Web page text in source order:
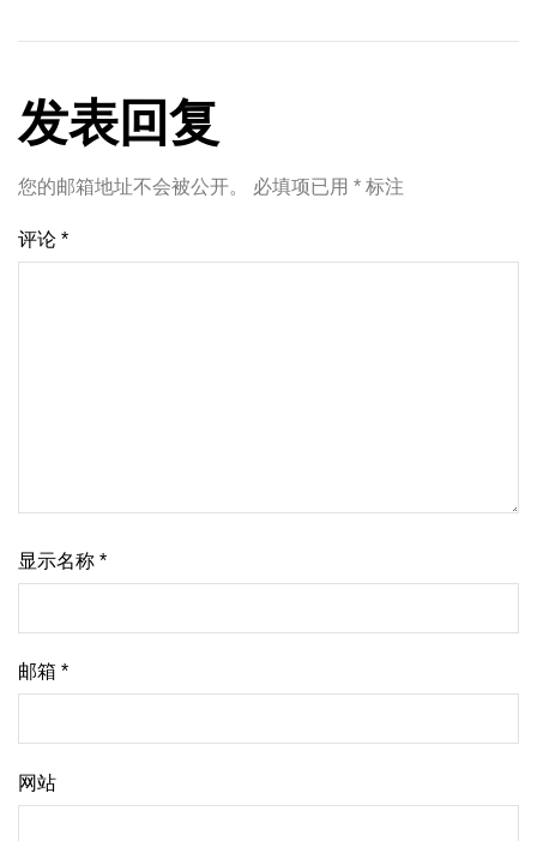
发表回复
您的邮箱地址不会被公开。 必填项已用 * 标注
评论 *
显示名称 *
邮箱 *
网站